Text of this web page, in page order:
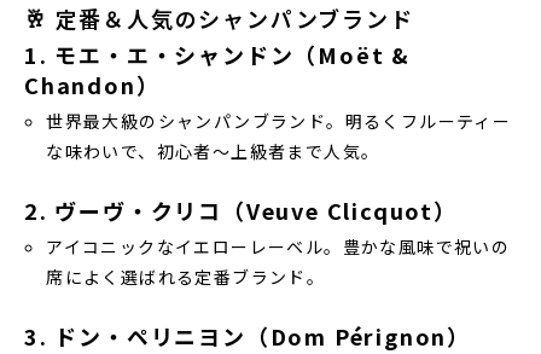
🥂 定番＆人気のシャンパンブランド
1. モエ・エ・シャンドン（Moët &
Chandon）
世界最大級のシャンパンブランド。明るくフルーティー
な味わいで、初心者〜上級者まで人気。
2. ヴーヴ・クリコ（Veuve Clicquot）
アイコニックなイエローレーベル。豊かな風味で祝いの
席によく選ばれる定番ブランド。
3. ドン・ペリニヨン（Dom Pérignon）